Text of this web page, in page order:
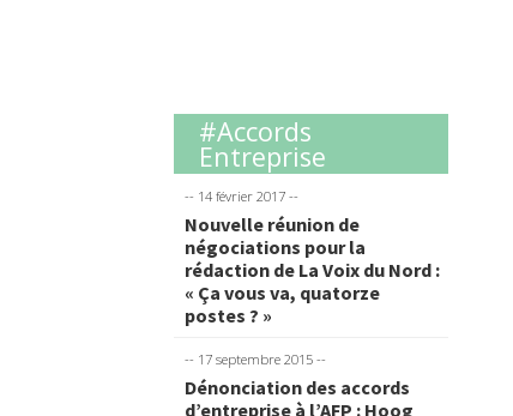
#accords
Entreprise
-- 14 février 2017 --
Nouvelle réunion de
négociations pour la
rédaction de La Voix du Nord :
« Ça vous va, quatorze
postes ? »
-- 17 septembre 2015 --
Dénonciation des accords
d’entreprise à l’AFP : Hoog